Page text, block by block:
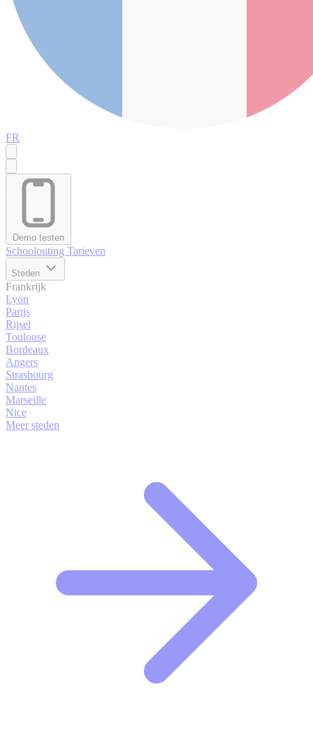
FR
Demo testen
Schoolouting Tarieven
Steden
Frankrijk
Lyon
Parijs
Rijsel
Toulouse
Bordeaux
Angers
Strasbourg
Nantes
Marseille
Nice
Meer steden